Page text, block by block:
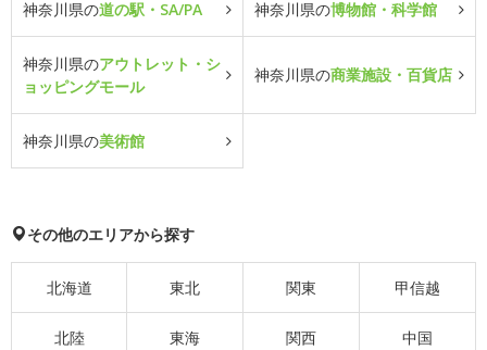
神奈川県の道の駅・SA/PA 神奈川県の博物館・科学館
神奈川県のアウトレット・シ
ョッピングモール
神奈川県の商業施設・百貨店
神奈川県の美術館
その他のエリアから探す
北海道 東北 関東 甲信越
北陸 東海 関西 中国